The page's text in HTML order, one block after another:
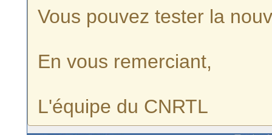
Vous pouvez tester la
En vous remerciant,
L'équipe du CNRTL